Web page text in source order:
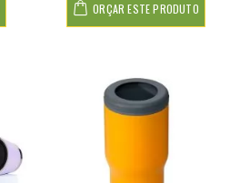
ORÇAR ESTE PRODUTO